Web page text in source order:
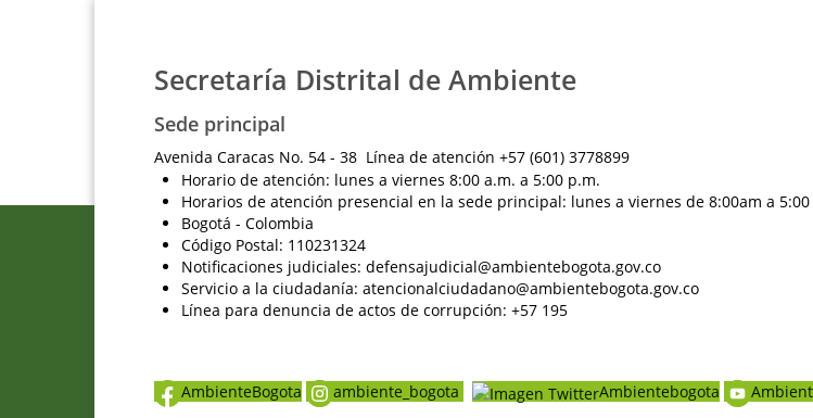
Secretaría Distrital de Ambiente
Sede principal
Avenida Caracas No. 54 - 38 Línea de atención +57 (601) 3778899
Horario de atención: lunes a viernes 8:00 a.m. a 5:00 p.m.
Horarios de atención presencial en la sede principal: lunes a viernes de 8:00am a
Bogotá - Colombia
Código Postal: 110231324
Notificaciones judiciales: defensajudicial@ambientebogota.gov.co
Servicio a la ciudadanía: atencionalciudadano@ambientebogota.gov.co
Línea para denuncia de actos de corrupción: +57 195
AmbienteBogota ambiente_bogota Ambientebogota